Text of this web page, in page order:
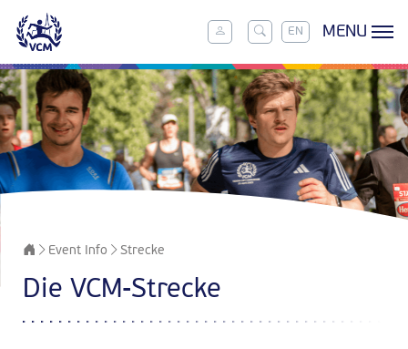
EN MENU
Event Info Strecke
Die VCM-Strecke